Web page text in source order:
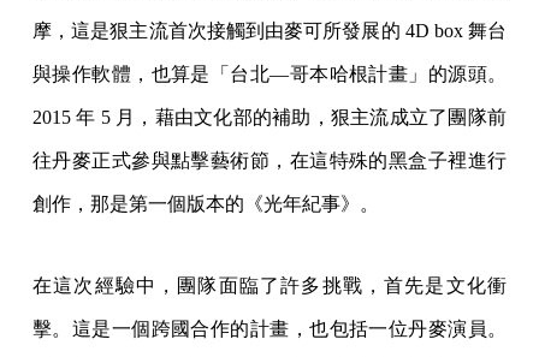
摩，這是狠主流首次接觸到由麥可所發展的 4D box 舞台
與操作軟體，也算是「台北—哥本哈根計畫」的源頭。
2015 年 5 月，藉由文化部的補助，狠主流成立了團隊前
往丹麥正式參與點擊藝術節，在這特殊的黑盒子裡進行
創作，那是第一個版本的《光年紀事》。
在這次經驗中，團隊面臨了許多挑戰，首先是文化衝
擊。這是一個跨國合作的計畫，也包括一位丹麥演員。